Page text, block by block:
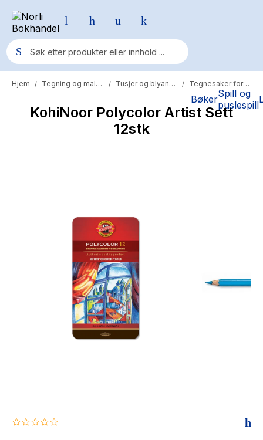
BøkerSpill og
puslespill
Populære søk
Pokemon
Hypopressiv trening
The Housemaid
Hjem / Tegning og maling / Tusjer og blyanter / Tegnesaker for voksne
KohiNoor Polycolor Artist Sett
12stk
0.0